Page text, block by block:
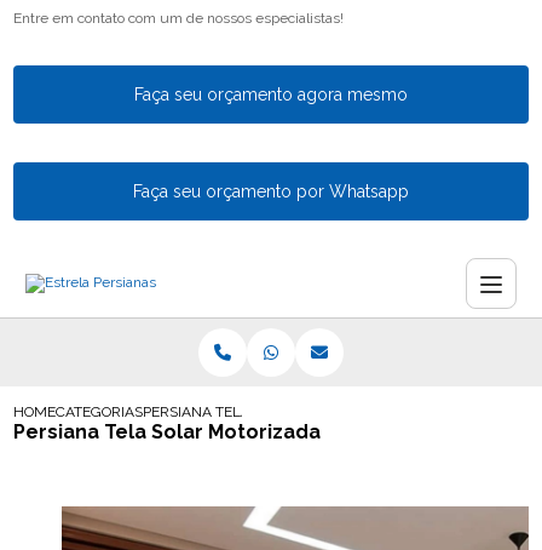
Entre em contato com um de nossos especialistas!
Faça seu orçamento agora mesmo
Faça seu orçamento por Whatsapp
HOMECATEGORIASPERSIANA TELA SOLAR MOTORIZADA
Persiana Tela Solar Motorizada